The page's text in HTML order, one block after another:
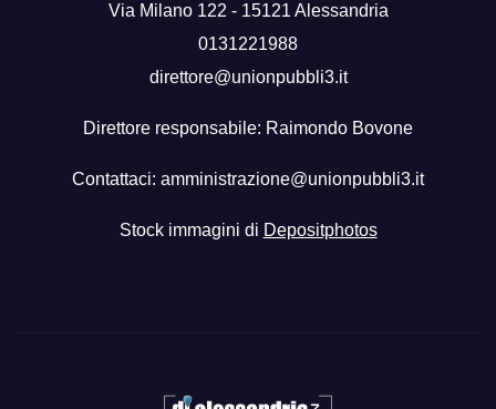
Via Milano 122 - 15121 Alessandria
0131221988
direttore@unionpubbli3.it
Direttore responsabile: Raimondo Bovone
Contattaci: amministrazione@unionpubbli3.it
Stock immagini di Depositphotos